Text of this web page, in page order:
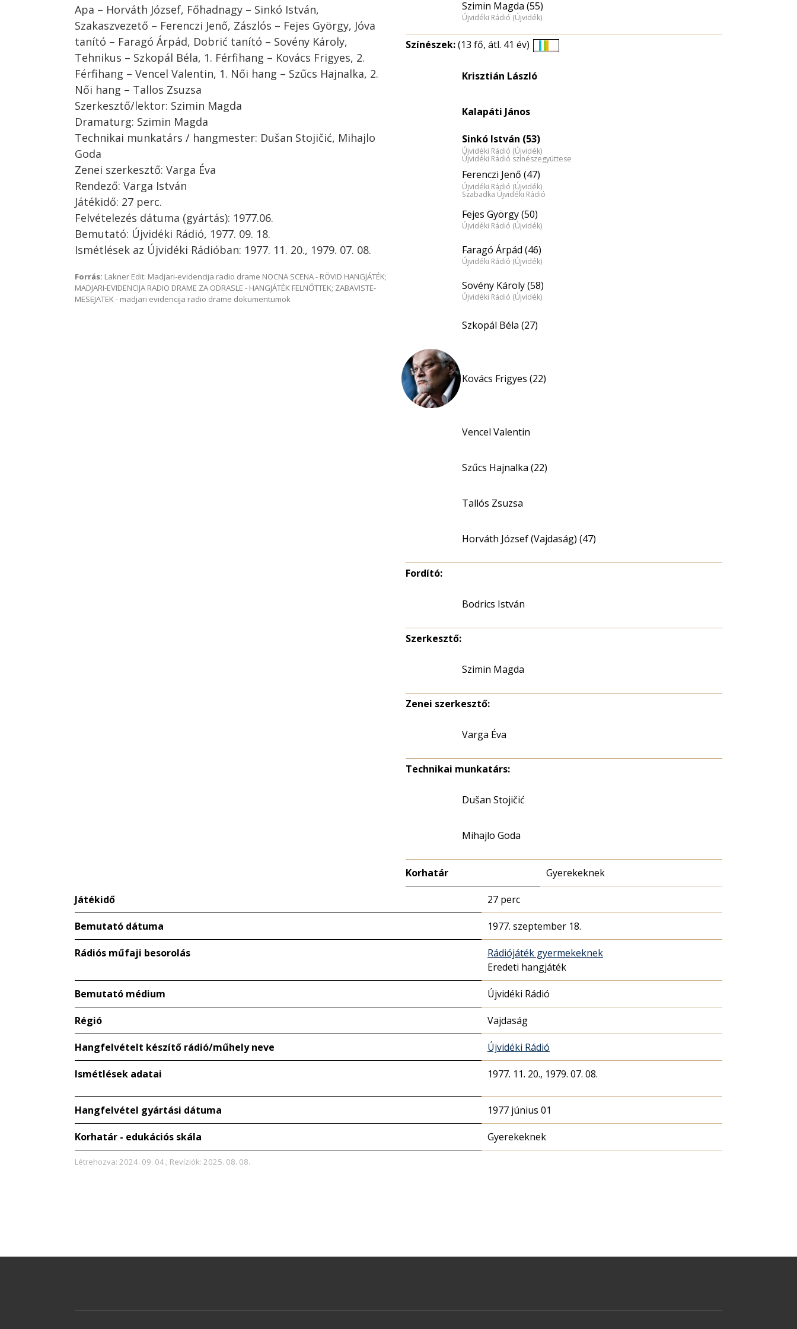
Apa – Horváth József, Főhadnagy – Sinkó István,
Szakaszvezető – Ferenczi Jenő, Zászlós – Fejes György, Jóva
tanító – Faragó Árpád, Dobrić tanító – Sovény Károly,
Tehnikus – Szkopál Béla, 1. Férfihang – Kovács Frigyes, 2.
Férfihang – Vencel Valentin, 1. Női hang – Szűcs Hajnalka, 2.
Női hang – Tallos Zsuzsa
Szerkesztő/lektor: Szimin Magda
Dramaturg: Szimin Magda
Technikai munkatárs / hangmester: Dušan Stojičić, Mihajlo
Goda
Zenei szerkesztő: Varga Éva
Rendező: Varga István
Játékidő: 27 perc.
Felvételezés dátuma (gyártás): 1977.06.
Bemutató: Újvidéki Rádió, 1977. 09. 18.
Ismétlések az Újvidéki Rádióban: 1977. 11. 20., 1979. 07. 08.
Forrás: Lakner Edit: Madjari-evidencija radio drame NOCNA SCENA - RÖVID HANGJÁTÉK;
MADJARI-EVIDENCIJA RADIO DRAME ZA ODRASLE - HANGJÁTÉK FELNŐTTEK; ZABAVISTE-
MESEJATEK - madjari evidencija radio drame dokumentumok
Szimin Magda (55)
Újvidéki Rádió (Újvidék)
Színészek:(13 fő, átl. 41 év)
Krisztián László
Kalapáti János
Sinkó István (53)
Újvidéki Rádió (Újvidék)
Újvidéki Rádió színészegyüttese
Ferenczi Jenő (47)
Újvidéki Rádió (Újvidék)
Szabadka Újvidéki Rádió
Fejes György (50)
Újvidéki Rádió (Újvidék)
Faragó Árpád (46)
Újvidéki Rádió (Újvidék)
Sovény Károly (58)
Újvidéki Rádió (Újvidék)
Szkopál Béla (27)
Kovács Frigyes (22)
Vencel Valentin
Szűcs Hajnalka (22)
Tallós Zsuzsa
Horváth József (Vajdaság) (47)
Fordító:
Bodrics István
Szerkesztő:
Szimin Magda
Zenei szerkesztő:
Varga Éva
Technikai munkatárs:
Dušan Stojičić
Mihajlo Goda
Korhatár Gyerekeknek
Játékidő 27 perc
Bemutató dátuma 1977. szeptember 18.
Rádiós műfaji besorolás
Rádiójáték gyermekeknek
Eredeti hangjáték
Bemutató médium Újvidéki Rádió
Régió Vajdaság
Hangfelvételt készítő rádió/műhely neve Újvidéki Rádió
Ismétlések adatai 1977. 11. 20., 1979. 07. 08.
Hangfelvétel gyártási dátuma 1977 június 01
Korhatár - edukációs skála Gyerekeknek
Létrehozva: 2024. 09. 04.; Revíziók: 2025. 08. 08.